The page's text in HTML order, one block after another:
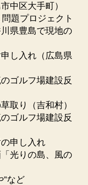
中区大手町）
題プロジェクト
県豊島で現地の
し入れ（広島県
ゴルフ場建設反
取り（吉和村）
ゴルフ場建設反
申し入れ
光りの島、風の
”など